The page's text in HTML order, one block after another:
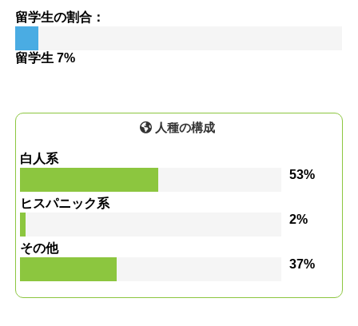
留学生の割合：
留学生 7%
人種の構成
白人系
53%
ヒスパニック系
2%
その他
37%